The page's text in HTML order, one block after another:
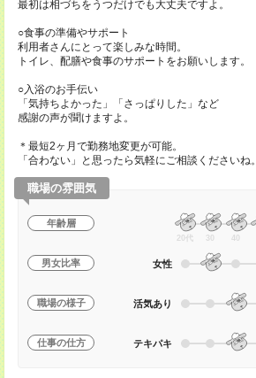
最初は相づちをうつだけでも大丈夫ですよ。
○食事の準備やサポート
利用者さんにとって楽しみな時間。
トイレ、配膳や食事のサポートをお願いします。
○入浴のお手伝い
「気持ちよかった」「さっぱりした」など
感謝の声が聞けますよ。
＊最短2ヶ月で勤務地変更が可能。
「合わない」と思ったら気軽にご相談くださいね。
職場の雰囲気
年齢層
20代 30 40
男女比率 女性
職場の様子 活気あり
仕事の仕方 テキパキ